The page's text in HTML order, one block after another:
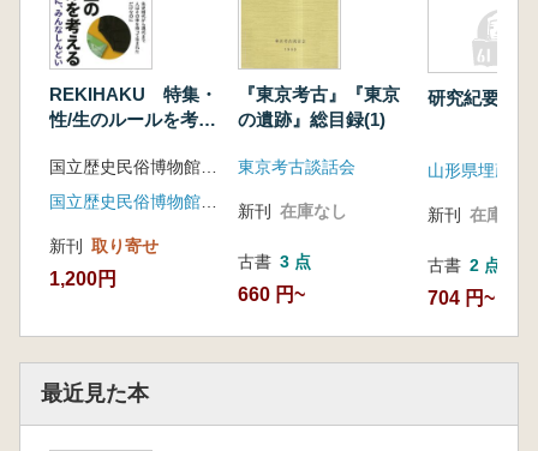
REKIHAKU 特集・
性/生のルールを考え
新刊 取り寄せ
1,200円
『東京考古』『東京
の遺跡』総目録(1)
東京考古談話会
新刊 在庫なし
古書 3 点
660 円~
研究紀要 第
新刊 在庫なし
古書 2 点
704 円~
最近見た本